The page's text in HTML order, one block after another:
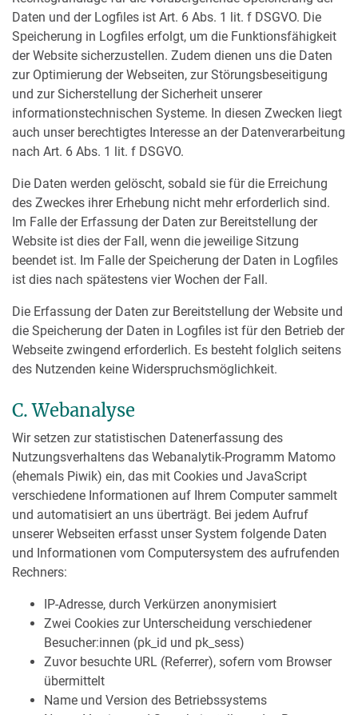
Daten und der Logfiles ist Art. 6 Abs. 1 lit. f DSGVO. Die
Speicherung in Logfiles erfolgt, um die Funktionsfähigkeit
der Website sicherzustellen. Zudem dienen uns die Daten
zur Optimierung der Webseiten, zur Störungs­beseitigung
und zur Sicherstellung der Sicherheit unserer
informationstechnischen Systeme. In diesen Zwecken liegt
auch unser berechtigtes Interesse an der Datenverarbeitung
nach Art. 6 Abs. 1 lit. f DSGVO.
Die Daten werden gelöscht, sobald sie für die Erreichung
des Zweckes ihrer Erhebung nicht mehr erforderlich sind.
Im Falle der Erfassung der Daten zur Bereitstellung der
Website ist dies der Fall, wenn die jeweilige Sitzung
beendet ist. Im Falle der Speicherung der Daten in Logfiles
ist dies nach spätestens vier Wochen der Fall.
Die Erfassung der Daten zur Bereitstellung der Website und
die Speicherung der Daten in Logfiles ist für den Betrieb der
Webseite zwingend erforderlich. Es besteht folglich seitens
des Nutzenden keine Widerspruchsmöglichkeit.
C. Webanalyse
Wir setzen zur statistischen Datenerfassung des
Nutzungsverhaltens das Webanalytik-Programm Matomo
(ehemals Piwik) ein, das mit Cookies und JavaScript
verschiedene Informationen auf Ihrem Computer sammelt
und automatisiert an uns überträgt. Bei jedem Aufruf
unserer Webseiten erfasst unser System folgende Daten
und Informationen vom Computersystem des aufrufenden
Rechners:
IP-Adresse, durch Verkürzen anonymisiert
Zwei Cookies zur Unterscheidung verschiedener
Besucher:innen (pk_id und pk_sess)
Zuvor besuchte URL (Referrer), sofern vom Browser
übermittelt
Name und Version des Betriebssystems